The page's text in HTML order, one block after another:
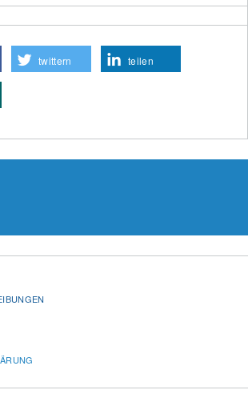
twittern teilen